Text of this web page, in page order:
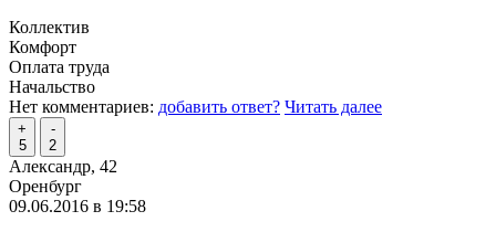
Коллектив
Комфорт
Оплата труда
Начальство
Нет комментариев: добавить ответ? Читать далее
+
5
-
2
Александр, 42
Оренбург
09.06.2016 в 19:58